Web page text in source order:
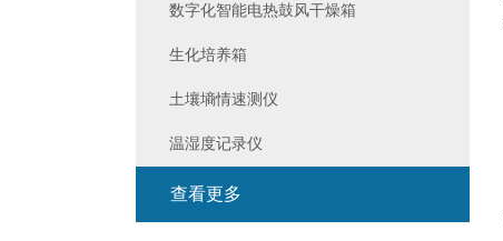
数字化智能电热鼓风干燥箱
生化培养箱
土壤墒情速测仪
温湿度记录仪
查看更多